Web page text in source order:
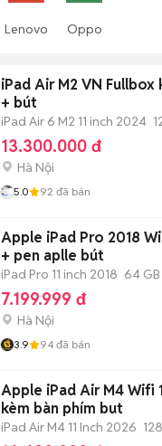
Lenovo Oppo
iPad Air M2 VN Fullbox
+ bút
iPad Air 6 M2 11 inch 2024
13.300.000 đ
Hà Nội
5.0 92 đã bán
Apple iPad Pro 2018
+ pen aplle bút
iPad Pro 11 inch 2018 64 GB
7.199.999 đ
Hà Nội
3.9 94 đã bán
Apple iPad Air M4 Wifi
kèm bàn phím but
iPad Air M4 11 Inch 2026